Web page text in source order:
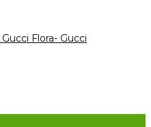
Flora- Gucci